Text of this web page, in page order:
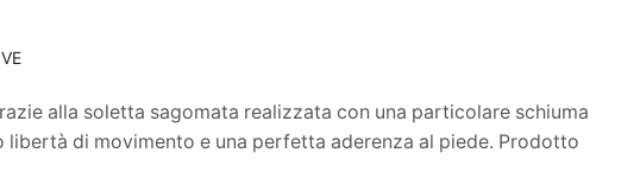
alla soletta sagomata realizzata con una particolare schiuma
di movimento e una perfetta aderenza al piede. Prodotto